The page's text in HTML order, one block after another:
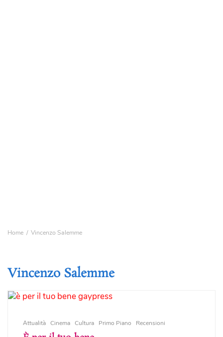
Home Vincenzo Salemme
Vincenzo Salemme
Attualità Cinema Cultura Primo Piano Recensioni